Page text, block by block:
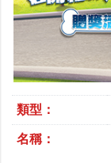
類型：
名稱：